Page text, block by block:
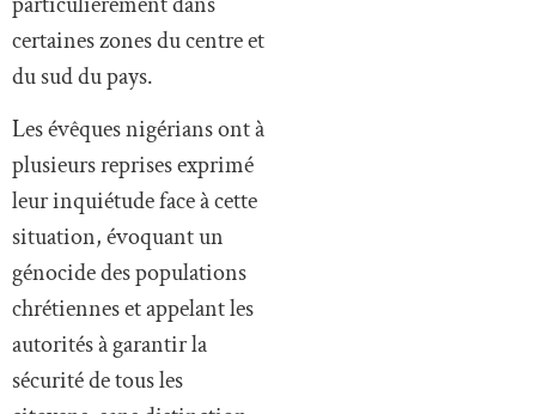
certaines zones du centre et
du sud du pays.
Les évêques nigérians ont à
plusieurs reprises exprimé
leur inquiétude face à cette
situation, évoquant un
génocide des populations
chrétiennes et appelant les
autorités à garantir la
sécurité de tous les